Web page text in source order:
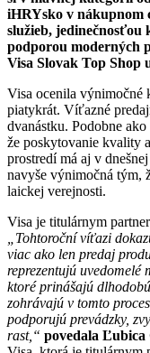
iHRYsko v nákupnom
služieb, jedinečnosťou
podporou moderných
Visa Slovak Top Shop
Visa ocenila výnimočné
piatykrát. Víťazné
dvanástku. Podobne
že poskytovanie kvality
prostredí má aj v
navyše výnimočná tým,
laickej verejnosti.
Visa je titulárnym
„Tohtoroční víťazi
viac ako len predaj
reprezentujú uvedomelé
ktoré prinášajú
zohrávajú v tomto
podporujú prevádzky,
rast,“ povedala Ľubica